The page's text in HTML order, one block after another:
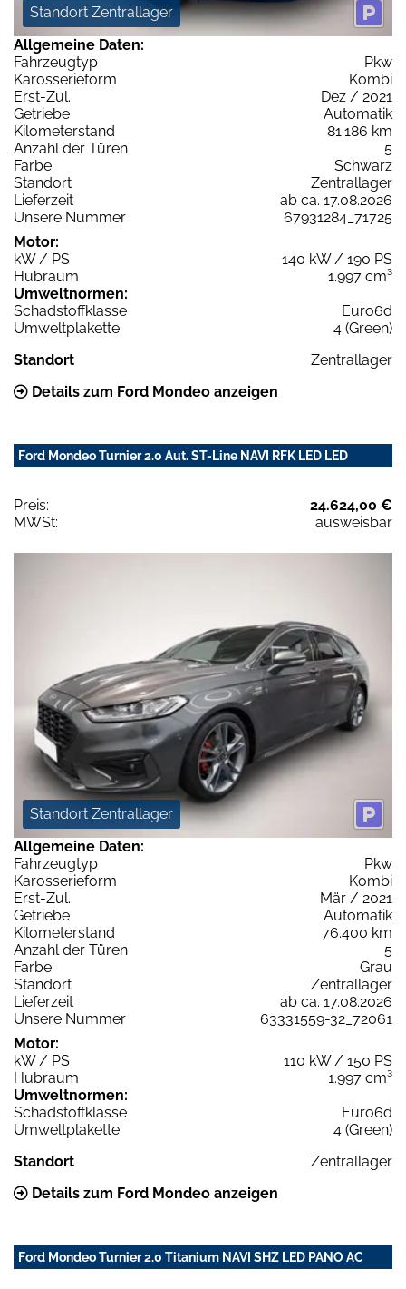
Standort Zentrallager
Allgemeine Daten:
Fahrzeugtyp
Pkw
Karosserieform
Kombi
Erst-Zul.
Dez / 2021
Getriebe
Automatik
Kilometerstand
81.186 km
Anzahl der Türen
5
Farbe
Schwarz
Standort
Zentrallager
Lieferzeit
ab ca. 17.08.2026
Unsere Nummer
67931284_71725
Motor:
kW / PS
140 kW / 190 PS
Hubraum
1.997 cm³
Umweltnormen:
Schadstoffklasse
Euro6d
Umweltplakette
4 (Green)
Standort
Zentrallager
Details zum Ford Mondeo anzeigen
Ford Mondeo Turnier 2.0 Aut. ST-Line NAVI RFK LED LED
Preis:
24.624,00 €
MWSt:
ausweisbar
Standort Zentrallager
Allgemeine Daten:
Fahrzeugtyp
Pkw
Karosserieform
Kombi
Erst-Zul.
Mär / 2021
Getriebe
Automatik
Kilometerstand
76.400 km
Anzahl der Türen
5
Farbe
Grau
Standort
Zentrallager
Lieferzeit
ab ca. 17.08.2026
Unsere Nummer
63331559-32_72061
Motor:
kW / PS
110 kW / 150 PS
Hubraum
1.997 cm³
Umweltnormen:
Schadstoffklasse
Euro6d
Umweltplakette
4 (Green)
Standort
Zentrallager
Details zum Ford Mondeo anzeigen
Ford Mondeo Turnier 2.0 Titanium NAVI SHZ LED PANO AC